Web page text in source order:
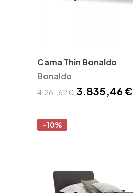
Cama Thin Bonaldo
Bonaldo
4.261,62 € 3.835,46 €
-10%